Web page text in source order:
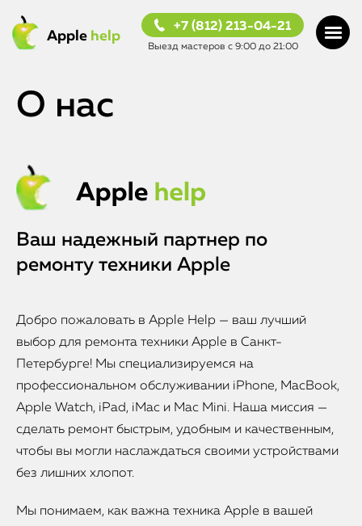
Apple help
+7 (812) 213-04-21
Выезд мастеров с 9:00 до 21:00
О нас
Ваш надежный партнер по
ремонту техники Apple
Добро пожаловать в Apple Help — ваш лучший
выбор для ремонта техники Apple в Санкт-
Петербурге! Мы специализируемся на
профессиональном обслуживании iPhone, MacBook,
Apple Watch, iPad, iMac и Mac Mini. Наша миссия —
сделать ремонт быстрым, удобным и качественным,
чтобы вы могли наслаждаться своими устройствами
без лишних хлопот.
Мы понимаем, как важна техника Apple в вашей